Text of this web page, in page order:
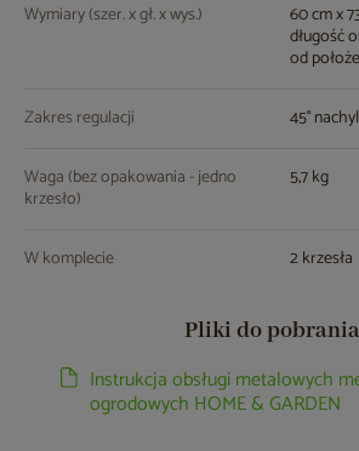
Wymiary (szer. x gł. x wys.) 60 cm x
długość
od
Zakres regulacji 45°
Waga (bez opakowania - jedno
krzesło)
5,7 kg
W komplecie 2 krzesła
Pliki do pobrania
Instrukcja obsługi metalowych
ogrodowych HOME & GARDEN